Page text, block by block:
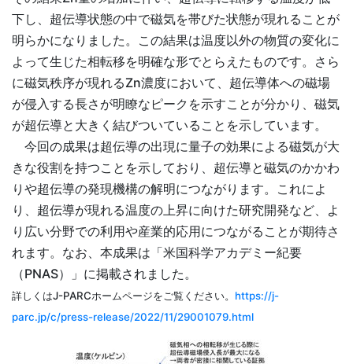
下し、超伝導状態の中で磁気を帯びた状態が現れることが
明らかになりました。この結果は温度以外の物質の変化に
よって生じた相転移を明確な形でとらえたものです。さら
に磁気秩序が現れるZn濃度において、超伝導体への磁場
が侵入する長さが明瞭なピークを示すことが分かり、磁気
が超伝導と大きく結びついていることを示しています。
今回の成果は超伝導の出現に量子の効果による磁気が大
きな役割を持つことを示しており、超伝導と磁気のかかわ
りや超伝導の発現機構の解明につながります。これによ
り、超伝導が現れる温度の上昇に向けた研究開発など、よ
り広い分野での利用や産業的応用につながることが期待さ
れます。なお、本成果は「米国科学アカデミー紀要
（PNAS）」に掲載されました。
詳しくはJ-PARCホームページをご覧ください。 https://j-
parc.jp/c/press-release/2022/11/29001079.html